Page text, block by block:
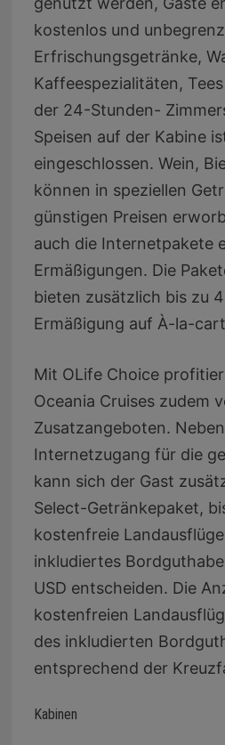
kostenlos und
Erfrischungsgetränke,
Kaffeespezialitäten,
der 24-Stunden-
Speisen auf der Kabine
eingeschlossen. Wein,
können in speziellen
günstigen Preisen
auch die Internetpakete
Ermäßigungen. Die
bieten zusätzlich bis zu
Ermäßigung auf À-la-
Mit OLife Choice
Oceania Cruises zudem
Zusatzangeboten.
Internetzugang für die
kann sich der Gast
Select-Getränkepaket,
kostenfreie
inkludiertes
USD entscheiden. Die
kostenfreien
des inkludierten
entsprechend der
Kabinen